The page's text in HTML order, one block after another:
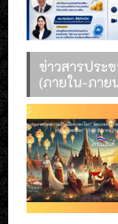
ข่าวสารประ
(ภายใน-ภาย